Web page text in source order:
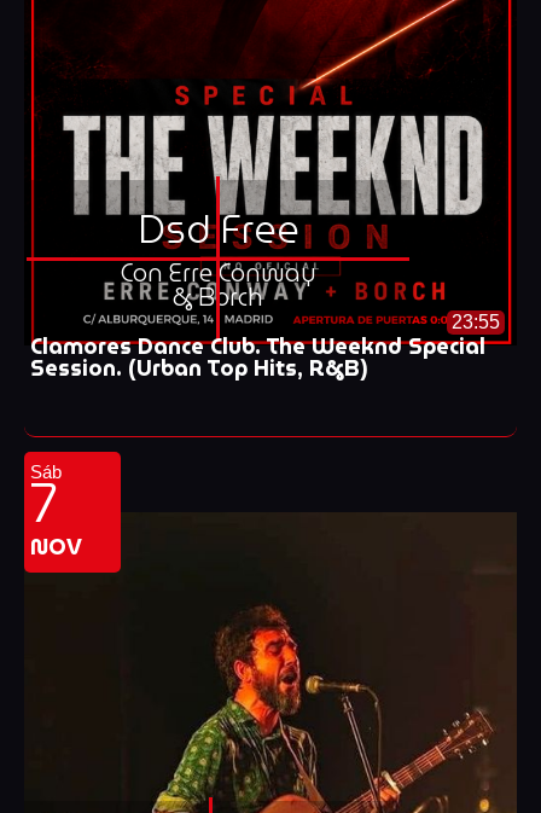
Dsd Free
Con Erre Conway
& Borch
23:55
Clamores Dance Club. The Weeknd Special
Session. (Urban Top Hits, R&B)
Sáb
7
NOV